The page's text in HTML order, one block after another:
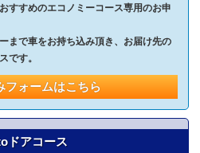
すすめのエコノミーコース専用のお申
まで車をお持ち込み頂き、お届け先の
です。
ォームはこちら
ドアコース